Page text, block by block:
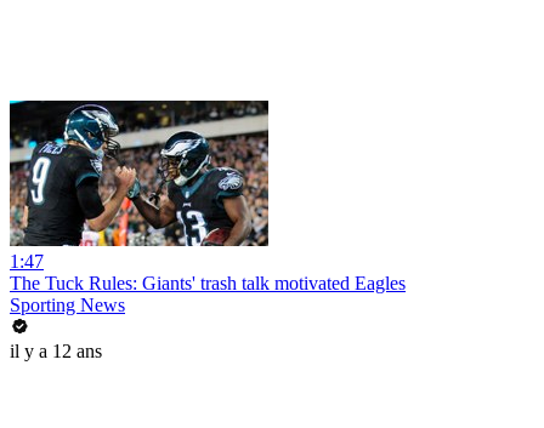
1:47
The Tuck Rules: Giants' trash talk motivated Eagles
Sporting News
il y a 12 ans